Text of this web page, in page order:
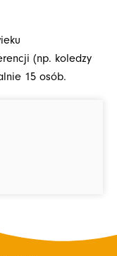
(np. koledzy
15 osób.